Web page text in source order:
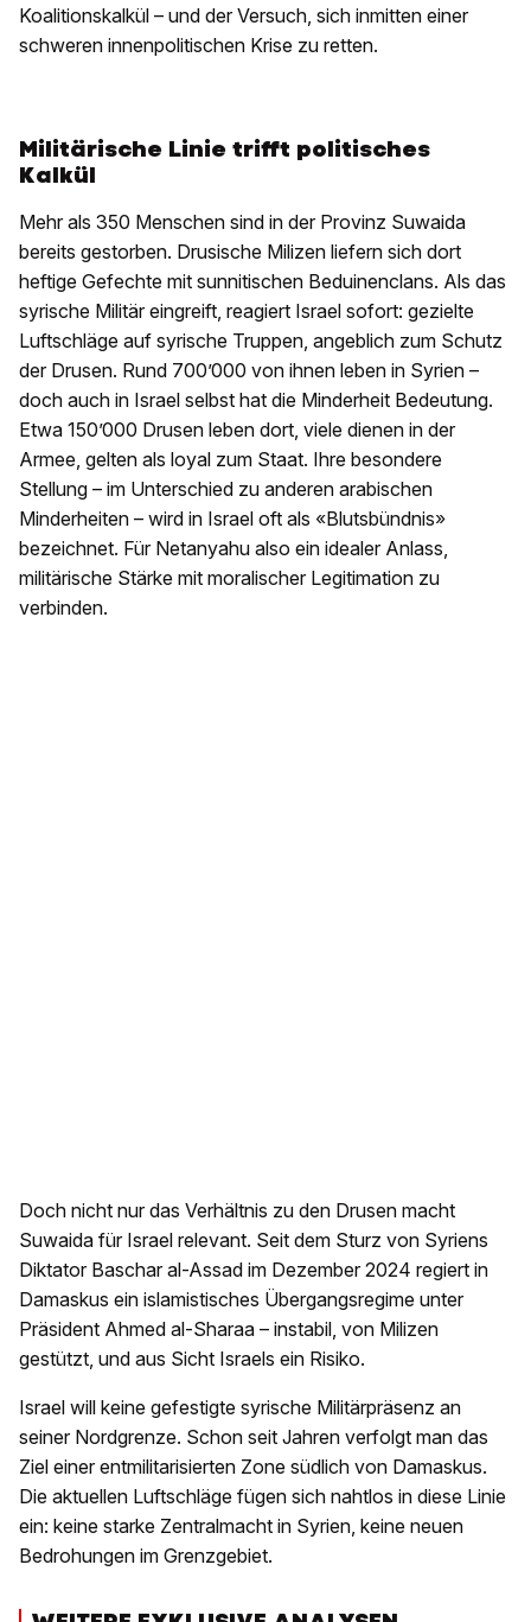
Koalitionskalkül – und der Versuch, sich inmitten einer
schweren innenpolitischen Krise zu retten.
Militärische Linie trifft politisches
Kalkül
Mehr als 350 Menschen sind in der Provinz Suwaida
bereits gestorben. Drusische Milizen liefern sich dort
heftige Gefechte mit sunnitischen Beduinenclans. Als das
syrische Militär eingreift, reagiert Israel sofort: gezielte
Luftschläge auf syrische Truppen, angeblich zum Schutz
der Drusen. Rund 700’000 von ihnen leben in Syrien –
doch auch in Israel selbst hat die Minderheit Bedeutung.
Etwa 150’000 Drusen leben dort, viele dienen in der
Armee, gelten als loyal zum Staat. Ihre besondere
Stellung – im Unterschied zu anderen arabischen
Minderheiten – wird in Israel oft als «Blutsbündnis»
bezeichnet. Für Netanyahu also ein idealer Anlass,
militärische Stärke mit moralischer Legitimation zu
verbinden.
Doch nicht nur das Verhältnis zu den Drusen macht
Suwaida für Israel relevant. Seit dem Sturz von Syriens
Diktator Baschar al-Assad im Dezember 2024 regiert in
Damaskus ein islamistisches Übergangsregime unter
Präsident Ahmed al-Sharaa – instabil, von Milizen
gestützt, und aus Sicht Israels ein Risiko.
Israel will keine gefestigte syrische Militärpräsenz an
seiner Nordgrenze. Schon seit Jahren verfolgt man das
Ziel einer entmilitarisierten Zone südlich von Damaskus.
Die aktuellen Luftschläge fügen sich nahtlos in diese Linie
ein: keine starke Zentralmacht in Syrien, keine neuen
Bedrohungen im Grenzgebiet.